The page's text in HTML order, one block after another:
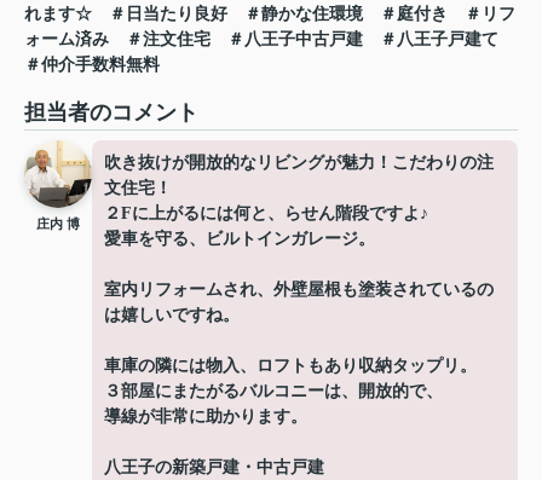
れます☆
＃日当たり良好 ＃静かな住環境 ＃庭付き
＃リフ
ォーム済み
＃注文住宅 ＃八王子中古戸建
＃八王子戸建て
＃仲介手数料無料
担当者のコメント
庄内 博
吹き抜けが開放的なリビングが魅力！こだわりの注
文住宅！
２Fに上がるには何と、らせん階段ですよ♪
愛車を守る、ビルトインガレージ。
室内リフォームされ、外壁屋根も塗装されているの
は嬉しいですね。
車庫の隣には物入、ロフトもあり収納タップリ。
３部屋にまたがるバルコニーは、開放的で、
導線が非常に助かります。
八王子の新築戸建・中古戸建